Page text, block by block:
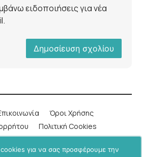
ειδοποιήσεις για νέα
Όροι Χρήσης
Πολιτική Cookies
cookies για να σας προσφέρουμε την